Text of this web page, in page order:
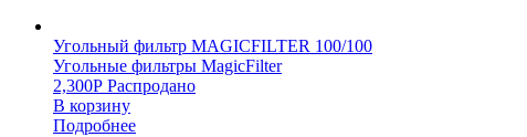
Угольный фильтр MAGICFILTER 100/100
Угольные фильтры MagicFilter
2,300Р Распродано
В корзину
Подробнее